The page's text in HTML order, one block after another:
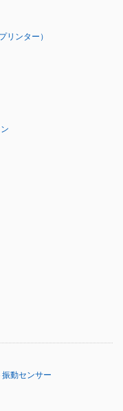
リンター）
振動センサー